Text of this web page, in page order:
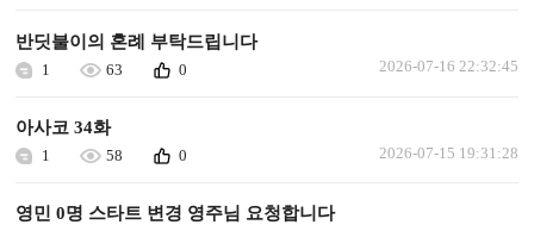
반딧불이의 혼례 부탁드립니다
1 63 0 2026-07-16 22:32:45
아사코 34화
1 58 0 2026-07-15 19:31:28
영민 0명 스타트 변경 영주님 요청합니다